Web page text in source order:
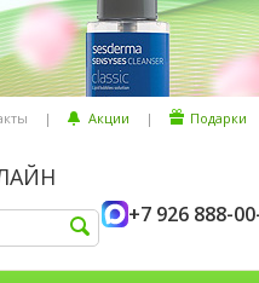
| Акции | Подарки
+7 926 888-